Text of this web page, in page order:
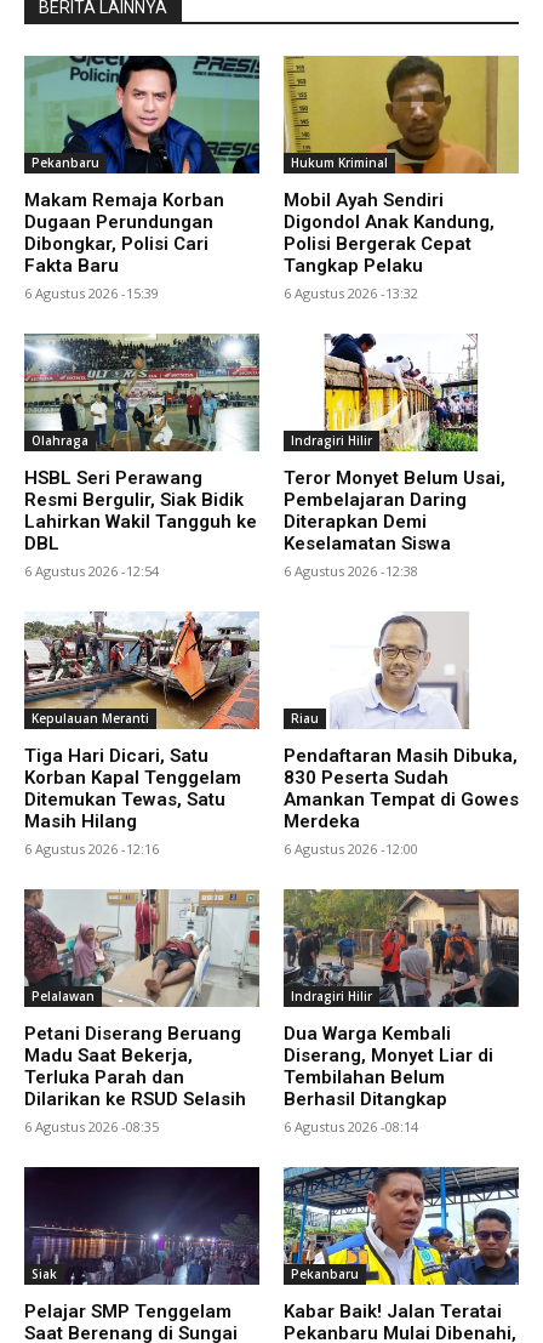
BERITA LAINNYA
Pekanbaru
Makam Remaja Korban
Dugaan Perundungan
Dibongkar, Polisi Cari
Fakta Baru
6 Agustus 2026 -15:39
Hukum Kriminal
Mobil Ayah Sendiri
Digondol Anak Kandung,
Polisi Bergerak Cepat
Tangkap Pelaku
6 Agustus 2026 -13:32
Olahraga
HSBL Seri Perawang
Resmi Bergulir, Siak Bidik
Lahirkan Wakil Tangguh ke
DBL
6 Agustus 2026 -12:54
Indragiri Hilir
Teror Monyet Belum Usai,
Pembelajaran Daring
Diterapkan Demi
Keselamatan Siswa
6 Agustus 2026 -12:38
Kepulauan Meranti
Tiga Hari Dicari, Satu
Korban Kapal Tenggelam
Ditemukan Tewas, Satu
Masih Hilang
6 Agustus 2026 -12:16
Riau
Pendaftaran Masih Dibuka,
830 Peserta Sudah
Amankan Tempat di Gowes
Merdeka
6 Agustus 2026 -12:00
Pelalawan
Petani Diserang Beruang
Madu Saat Bekerja,
Terluka Parah dan
Dilarikan ke RSUD Selasih
6 Agustus 2026 -08:35
Indragiri Hilir
Dua Warga Kembali
Diserang, Monyet Liar di
Tembilahan Belum
Berhasil Ditangkap
6 Agustus 2026 -08:14
Siak
Pelajar SMP Tenggelam
Saat Berenang di Sungai
Pekanbaru
Kabar Baik! Jalan Teratai
Pekanbaru Mulai Dibenahi,